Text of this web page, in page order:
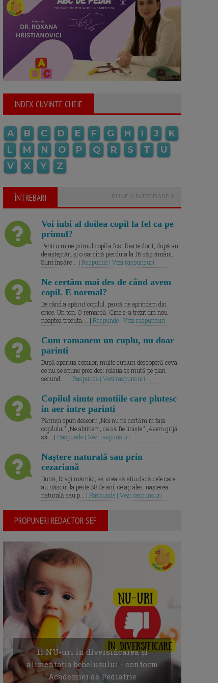
INDEX CUVINTE CHEIE
A B C D E F G H I J
K
L
M N O P Q R S T
U
V
X Y Z
ÎNTREBARI PUNE O ÎNTREBARE
Voi iubi al doilea copil la fel ca pe
primul?
Pentru mine primul copil a fost foarte dorit, după ani
de așteptări și o sarcină pierduta la 16 săptămâni.
Sunt însărc... | Raspunde | Vezi raspunsuri
Ne certăm mai des de când avem
copil. E normal?
De când a apărut copilul, parcă ne aprindem din
orice. Un ton. O remarcă. Cine s-a trezit din nou
noaptea trecuta.... | Raspunde | Vezi raspunsuri
Cum ramanem un cuplu, nu doar
parinti
După apariția copiilor, multe cupluri descoperă ceva
ce nu se spune prea des: relația se mută pe plan
secund. ... | Raspunde | Vezi raspunsuri
Copilul simte emotiile care plutesc
in aer intre parinti
Părinții spun deseori: „Noi nu ne certăm în fața
copilului.” „Ne abținem, ca să fie liniște.” „Avem grijă
să... | Raspunde | Vezi raspunsuri
Naștere naturală sau prin
cezariană
Bună, Dragi mămici, aș vrea să știu dacă cele care
au născut la peste 38 de ani, ce ați ales: nașterea
naturală sau p... | Raspunde | Vezi raspunsuri
PROPUNERI REDACTOR SEF
11 NU-uri in diversificarea și
alimentația bebelușului - conform
Academiei de Pediatrie